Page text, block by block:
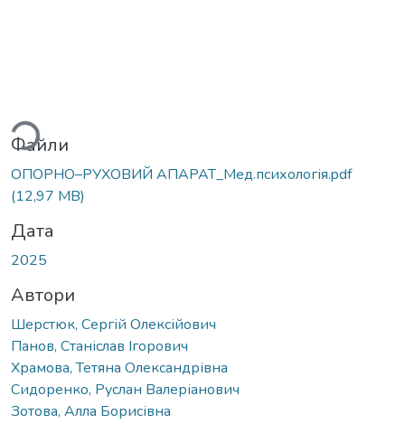
Файли
ОПОРНО–РУХОВИЙ АПАРАТ_Мед.психологія.pdf
(12,97 MB)
Дата
2025
Автори
Шерстюк, Сергій Олексійович
Панов, Станіслав Ігорович
Храмова, Тетяна Олександрівна
Сидоренко, Руслан Валеріанович
Зотова, Алла Борисівна